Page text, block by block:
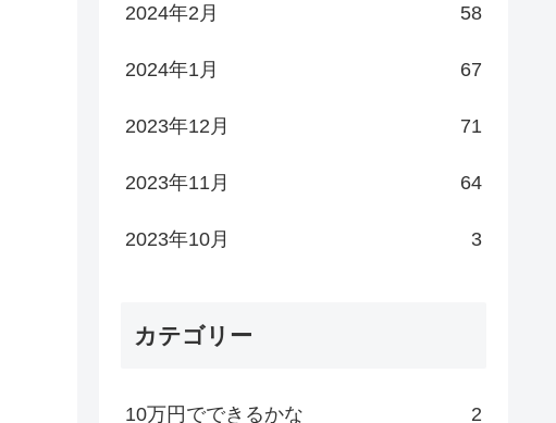
2024年2月 58
2024年1月 67
2023年12月 71
2023年11月 64
2023年10月 3
カテゴリー
10万円でできるかな 2